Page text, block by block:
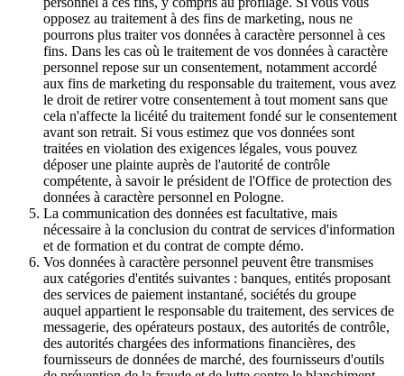
opposez au traitement à des fins de marketing, nous ne
pourrons plus traiter vos données à caractère personnel à ces
fins. Dans les cas où le traitement de vos données à caractère
personnel repose sur un consentement, notamment accordé
aux fins de marketing du responsable du traitement, vous avez
le droit de retirer votre consentement à tout moment sans que
cela n'affecte la licéité du traitement fondé sur le consentement
avant son retrait. Si vous estimez que vos données sont
traitées en violation des exigences légales, vous pouvez
déposer une plainte auprès de l'autorité de contrôle
compétente, à savoir le président de l'Office de protection des
données à caractère personnel en Pologne.
La communication des données est facultative, mais
nécessaire à la conclusion du contrat de services d'information
et de formation et du contrat de compte démo.
Vos données à caractère personnel peuvent être transmises
aux catégories d'entités suivantes : banques, entités proposant
des services de paiement instantané, sociétés du groupe
auquel appartient le responsable du traitement, des services de
messagerie, des opérateurs postaux, des autorités de contrôle,
des autorités chargées des informations financières, des
fournisseurs de données de marché, des fournisseurs d'outils